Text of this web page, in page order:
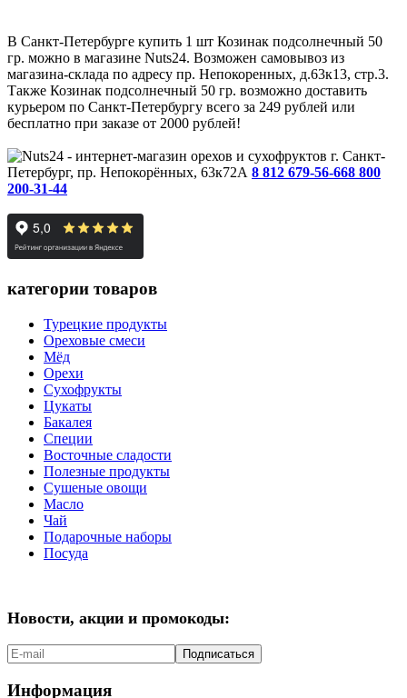
В Санкт-Петербурге купить 1 шт Козинак подсолнечный 50
гр. можно в магазине Nuts24. Возможен самовывоз из
магазина-склада по адресу пр. Непокоренных, д.63к13, стр.3.
Также Козинак подсолнечный 50 гр. возможно доставить
курьером по Санкт-Петербургу всего за 249 рублей или
бесплатно при заказе от 2000 рублей!
г. Санкт-
Петербург, пр. Непокорённых, 63к72А 8 812 679-56-668 800
200-31-44
категории товаров
Турецкие продукты
Ореховые смеси
Мёд
Орехи
Сухофрукты
Цукаты
Бакалея
Специи
Восточные сладости
Полезные продукты
Сушеные овощи
Масло
Чай
Подарочные наборы
Посуда
Новости, акции и промокоды:
Подписаться
Информация